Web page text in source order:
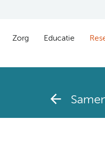
Zorg Educatie